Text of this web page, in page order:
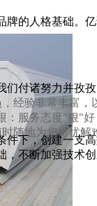
经验非常丰富，
：服务态度"狠"
随地为您排忧解
牌的人格基础。
付诸努力并孜
下，创建一支
，不断加强技术